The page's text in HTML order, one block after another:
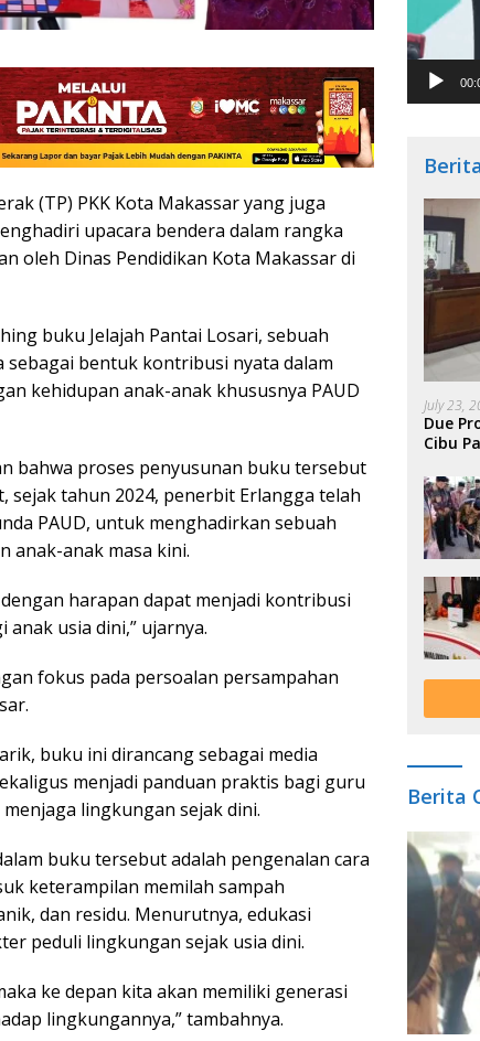
(TP) PKK Kota Makassar yang juga
upacara bendera dalam rangka
oleh Dinas Pendidikan Kota Makassar di
buku Jelajah Pantai Losari, sebuah
sebagai bentuk kontribusi nyata dalam
kehidupan anak-anak khususnya PAUD
bahwa proses penyusunan buku tersebut
sejak tahun 2024, penerbit Erlangga telah
PAUD, untuk menghadirkan sebuah
anak-anak masa kini.
harapan dapat menjadi kontribusi
usia dini,” ujarnya.
fokus pada persoalan persampahan
buku ini dirancang sebagai media
menjadi panduan praktis bagi guru
lingkungan sejak dini.
buku tersebut adalah pengenalan cara
keterampilan memilah sampah
dan residu. Menurutnya, edukasi
peduli lingkungan sejak usia dini.
ke depan kita akan memiliki generasi
lingkungannya,” tambahnya.
July 23,
Due
Cibu
Berita